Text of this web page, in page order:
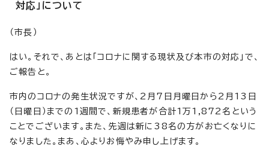
対応」について
（市長）
はい。それで、あとは「コロナに関する現状及び本市の対応」で、
ご報告と。
市内のコロナの発生状況ですが、2月7日月曜日から2月13日
（日曜日）までの1週間で、新規患者が合計1万1,872名という
ことでございます。また、先週は新に38名の方がお亡くなりに
なりました。まあ、心よりお悔やみ申し上げます。